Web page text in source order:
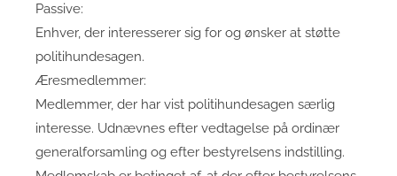
Passive:
Enhver, der interesserer sig for og ønsker at støtte
politihundesagen.
Æresmedlemmer:
Medlemmer, der har vist politihundesagen særlig
interesse. Udnævnes efter vedtagelse på ordinær
generalforsamling og efter bestyrelsens indstilling.